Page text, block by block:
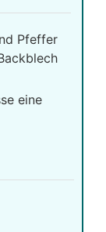
Pfeffer
eine